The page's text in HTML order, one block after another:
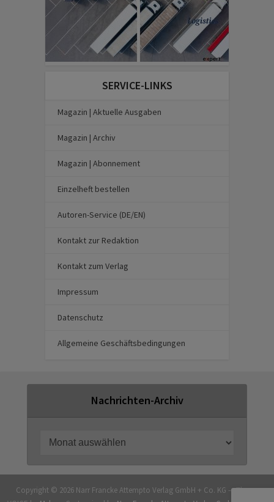
SERVICE-LINKS
Magazin | Aktuelle Ausgaben
Magazin | Archiv
Magazin | Abonnement
Einzelheft bestellen
Autoren-Service (DE/EN)
Kontakt zur Redaktion
Kontakt zum Verlag
Impressum
Datenschutz
Allgemeine Geschäftsbedingungen
Nachrichten-Archiv
Copyright © 2026 Narr Francke Attempto Verlag GmbH + Co. KG — Theme